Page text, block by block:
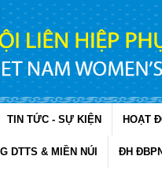
TIN TỨC - SỰ KIỆN HOẠT
DTTS & MIỀN NÚI ĐH